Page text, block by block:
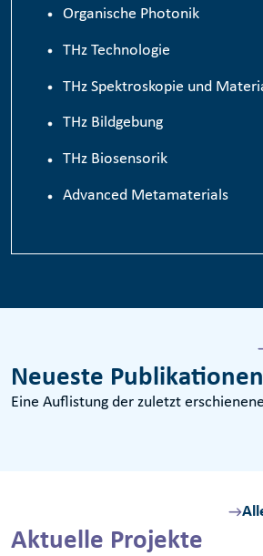
Organische Photonik
THz Technologie
THz Spektroskopie und
THz Bildgebung
THz Biosensorik
Advanced Metamaterials
Neueste Publikationen
Eine Auflistung der zuletzt
Aktuelle Projekte